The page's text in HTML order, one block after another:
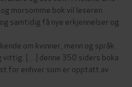
morsomme bok vil leseren
samtidig få nye erkjennelser og
om kvinner, menn og språk.
[…] denne 350 siders boka
for enhver som er opptatt av